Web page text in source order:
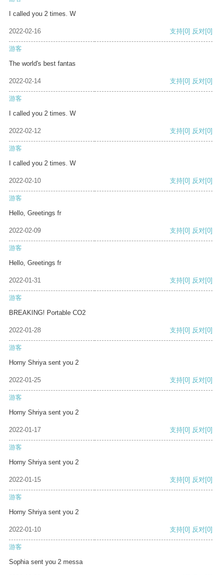
I called you 2 times. W
2022-02-16 支持[0] 反对[0]
游客
The world's best fantas
2022-02-14 支持[0] 反对[0]
游客
I called you 2 times. W
2022-02-12 支持[0] 反对[0]
游客
I called you 2 times. W
2022-02-10 支持[0] 反对[0]
游客
Hello, Greetings fr
2022-02-09 支持[0] 反对[0]
游客
Hello, Greetings fr
2022-01-31 支持[0] 反对[0]
游客
BREAKING! Portable CO2
2022-01-28 支持[0] 反对[0]
游客
Horny Shriya sent you 2
2022-01-25 支持[0] 反对[0]
游客
Horny Shriya sent you 2
2022-01-17 支持[0] 反对[0]
游客
Horny Shriya sent you 2
2022-01-15 支持[0] 反对[0]
游客
Horny Shriya sent you 2
2022-01-10 支持[0] 反对[0]
游客
Sophia sent you 2 messa